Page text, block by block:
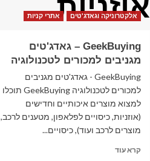
אוזניות
אלקטרוניקה וגאדג'טים אתרי קניות
GeekBuying – גאדג'טים
מגניבים למכורים לטכנולוגיה
GeekBuying - גאדג'טים מגניבים
למכורים לטכנולוגיה GeekBuying תוכלו
למצוא מוצרים איכותיים וחדישים
(אוזניות, כיסויים לפלאפון, מטענים לרכב,
מוצרים לרכב ועוד), כיסויים...
קרא עודRead